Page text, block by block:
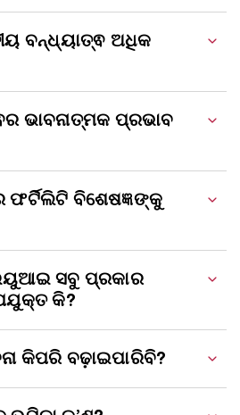
ବନ୍ଧ୍ୟାତ୍ଵ ଅଧିକ
ଭାବନାତ୍ମକ ପ୍ରଭାବ
ଫର୍ଟିଲିଟି ବିଶେଷଜ୍ଞଙ୍କୁ
ସବୁ ପ୍ରକାର
କି?
କିପରି ବଢ଼ାଇପାରିବି?